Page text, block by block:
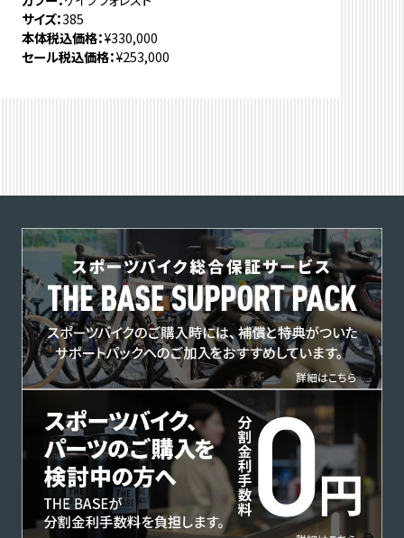
サイズ 385
本体税込価格 ¥330,000
セール税込価格 ¥253,000